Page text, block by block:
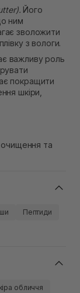
Його
ним
зволожити
з вологи.
важливу роль
покращити
шкіри,
очищення та
Пептиди
обличчя